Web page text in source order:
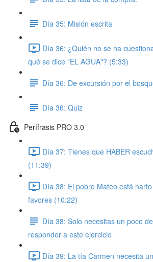
Día 35: Misión escrita
Día 36: ¿Quién no se ha
qué se dice "EL AGUA"? (5:33)
Día 36: De excursión por el
Día 36: Quiz
Perífrasis PRO 3.0
Día 37: Tienes que HABER
(11:39)
Día 38: El pobre Mateo está
favores (10:22)
Día 38: Solo necesitas un poco
responder a este ejercicio
Día 39: La tía Carmen necesita